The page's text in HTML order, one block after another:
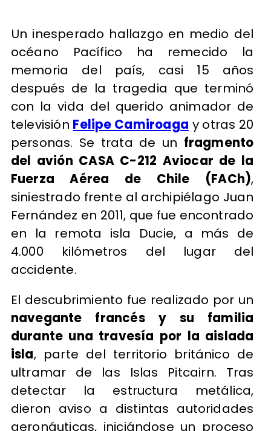
Un inesperado hallazgo en medio del
océano Pacífico ha remecido la
memoria del país, casi 15 años
después de la tragedia que terminó
con la vida del querido animador de
televisión Felipe Camiroaga y otras 20
personas. Se trata de un fragmento
del avión CASA C-212 Aviocar de la
Fuerza Aérea de Chile (FACh),
siniestrado frente al archipiélago Juan
Fernández en 2011, que fue encontrado
en la remota isla Ducie, a más de
4.000 kilómetros del lugar del
accidente.
El descubrimiento fue realizado por un
navegante francés y su familia
durante una travesía por la aislada
isla, parte del territorio británico de
ultramar de las Islas Pitcairn. Tras
detectar la estructura metálica,
dieron aviso a distintas autoridades
aeronáuticas, iniciándose un proceso